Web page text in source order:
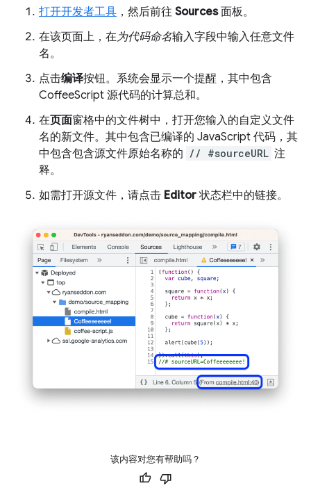
打开开发者工具 ，然后前往 Sources面板。
在该页面上，在为代码命名输入字段中输入任意文件
名。
点击编译按钮。系统会显示一个提醒，其中包含
CoffeeScript 源代码的计算总和。
在页面窗格中的文件树中，打开您输入的自定义文件
名的新文件。其中包含已编译的 JavaScript 代码，其
中包含包含源文件原始名称的 // #sourceURL 注
释。
如需打开源文件，请点击 Editor 状态栏中的链接。
该内容对您有帮助吗？